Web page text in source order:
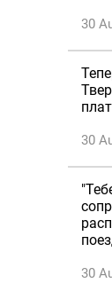
30
30
30